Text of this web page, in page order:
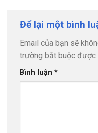
Để lại một bình
Email của bạn sẽ
trường bắt buộc được
Bình luận *